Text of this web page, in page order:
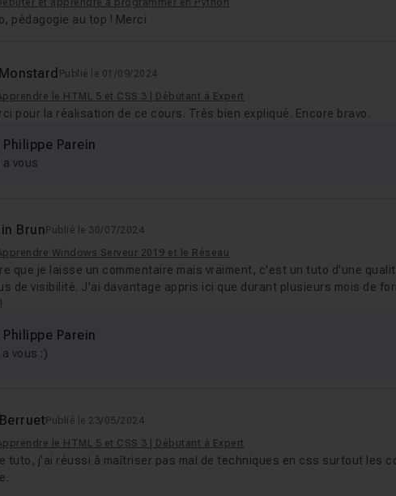
et apprendre a programmer en Python
pédagogie au top ! Merci
Publié le 01/09/2024
le HTML 5 et CSS 3 | Débutant à Expert
pour la réalisation de ce cours. Très bien expliqué. Encore bravo.
Philippe Parein
a vous
Brun Publié le 30/07/2024
Windows Serveur 2019 et le Réseau
que je laisse un commentaire mais vraiment, c'est un tuto d'une
de visibilité. J'ai davantage appris ici que durant plusieurs mois de
Philippe Parein
vous :)
Publié le 23/05/2024
le HTML 5 et CSS 3 | Débutant à Expert
tuto, j’ai réussi à maîtriser pas mal de techniques en css surtout les